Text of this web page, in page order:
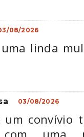
08/2026
linda
03/08/2026
um convívio